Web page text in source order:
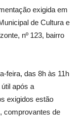
exigida em
de Cultura e
nº 123, bairro
feira, das 8h às 11h
após a
exigidos estão
comprovantes de